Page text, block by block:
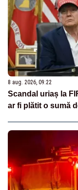
8 aug. 2026, 09:22
Scandal uriaș la
ar fi plătit o sumă